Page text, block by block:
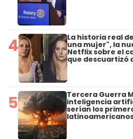
4 La historia real
una mujer", la
Netflix sobre el
que descuartizó
5 Tercera Guerra
inteligencia
serían los